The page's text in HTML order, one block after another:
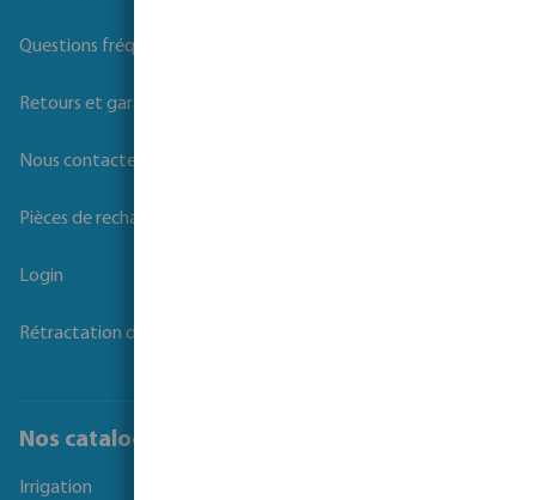
Questions fréquemment posées
Retours et garanties
Nous contacter
Pièces de rechange
Login
Rétractation du contrat
Nos catalogues
Irrigation